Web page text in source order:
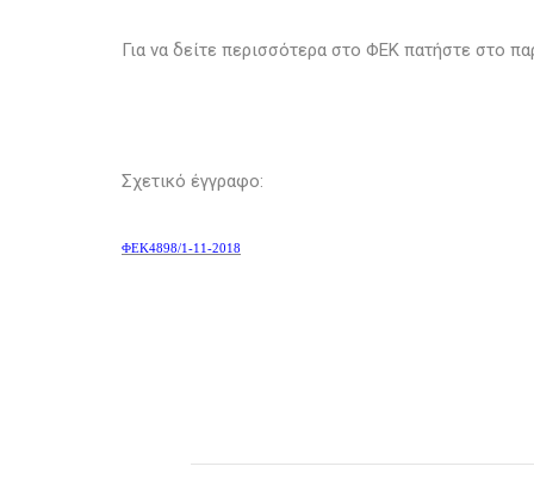
Για να δείτε περισσότερα στο ΦΕΚ πατήστε στο
Σχετικό έγγραφο:
ΦΕΚ4898/1-11-2018